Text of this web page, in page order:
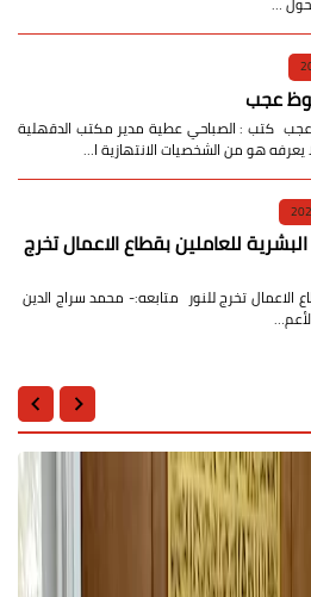
عجب
كتب : الصباحي عطية مدير مكتب الدقهلية
هو من الشخصيات الانتهازية ا…
للعاملين بقطاع الاعمال تخرج
الاعمال تخرج للنور متابعه:- محمد سراج الدين